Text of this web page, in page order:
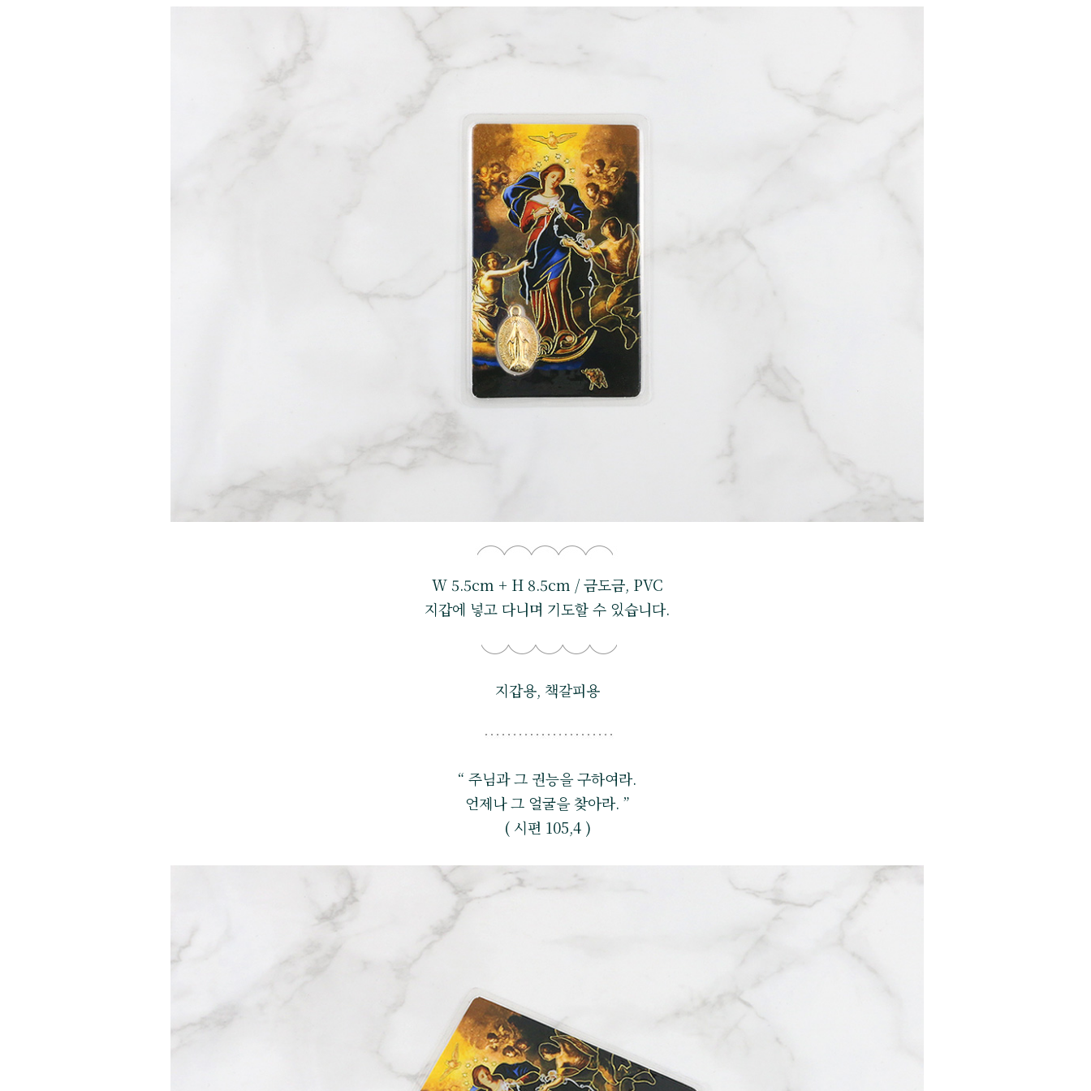
W 5.5cm + H 8.5cm / 금도금, PVC
지갑에 넣고 다니며 기도할 수 있습니다.
지갑용, 책갈피용
“ 주님과 그 권능을 구하여라.
언제나 그 얼굴을 찾아라. ”
( 시편 105,4 )